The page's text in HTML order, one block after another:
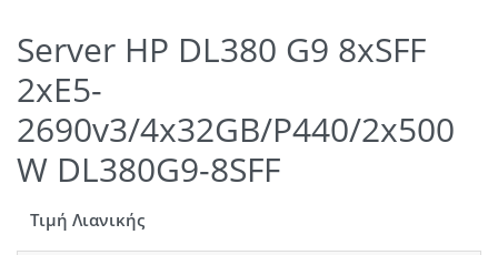
Server HP DL380 G9 8xSFF
2xE5-
2690v3/4x32GB/P440/2x500
W DL380G9-8SFF
Τιμή Λιανικής